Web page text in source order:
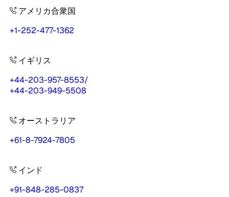
アメリカ合衆国
+1-252-477-1362
イギリス
+44-203-957-8553/
+44-203-949-5508
オーストラリア
+61-8-7924-7805
インド
+91-848-285-0837